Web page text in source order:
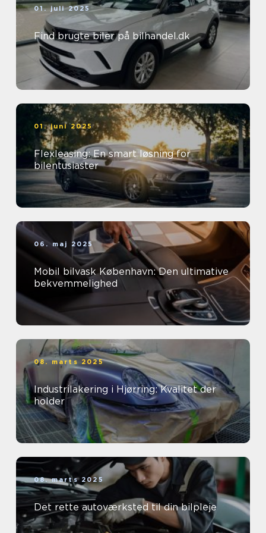
01. juli 2025
Find brugte biler på bilhandel.dk
01. juni 2025
Flexleasing: En smart løsning for
bilentusiaster
06. maj 2025
Mobil bilvask København: Den ultimative
bekvemmelighed
08. marts 2025
Industrilakering i Hjørring: Kvalitet der
holder
08. marts 2025
Det rette autoværksted til din bilpleje